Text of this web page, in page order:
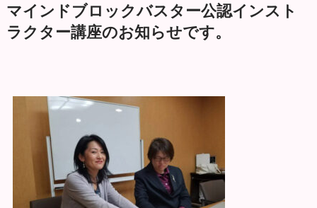
マインドブロックバスター公認インスト
ラクター講座のお知らせです。